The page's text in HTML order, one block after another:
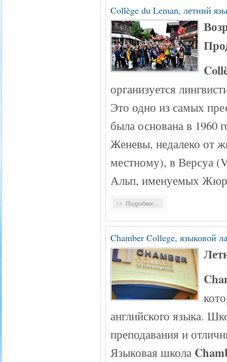
Collège du Leman, летний
организуется
Это одно из самых
была основана в 1960
Женевы, недалеко от
местному), в Версуа
Альп, именуемых
Подробнее...
Chamber College, языковой
английского языка.
преподавания и
Языковая школа